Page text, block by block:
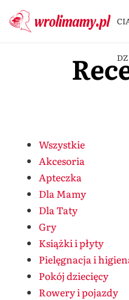
Wszystkie
Akcesoria
Apteczka
Dla Mamy
Dla Taty
Gry
Książki i płyty
Pielęgnacja i
Pokój dziecięcy
Rowery i pojazdy